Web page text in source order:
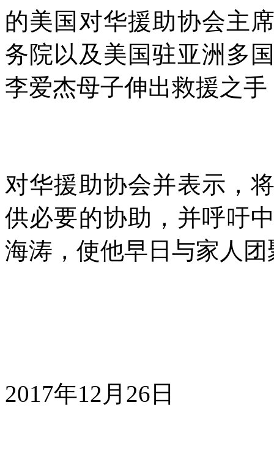
的美国对华援助协会主
务院以及美国驻亚洲多
李爱杰母子伸出救援之
对华援助协会并表示，
供必要的协助，并呼吁
海涛，使他早日与家人团
2017年12 月 26 日